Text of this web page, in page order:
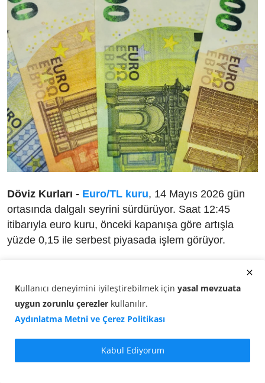
Döviz Kurları - Euro/TL kuru, 14 Mayıs 2026 gün
ortasında dalgalı seyrini sürdürüyor. Saat 12:45
itibarıyla euro kuru, önceki kapanışa göre artışla
yüzde 0,15 ile serbest piyasada işlem görüyor.
görünüm korunurken, yatırımcılar küresel
gelişmelere odaklanmış durumda.
Euro alış fiyatı:53,3216 TL
Kullanıcı deneyimini iyileştirebilmek için yasal mevzuata
uygun zorunlu çerezler kullanılır.
Aydınlatma Metni ve Çerez Politikası
Kabul Ediyorum